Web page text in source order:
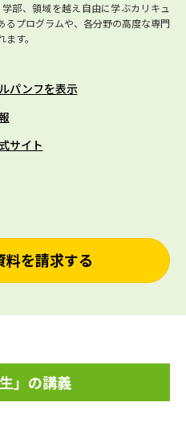
部、領域を越え自由に学ぶカリキュ
るプログラムや、各分野の高度な専門
す。
パンフを表示
サイト
料を請求する
」の講義